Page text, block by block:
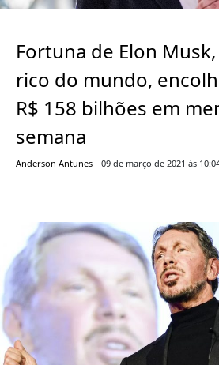
Fortuna de Elon
rico do mundo,
R$ 158 bilhões em
semana
Anderson Antunes 09 de março de 2021 às